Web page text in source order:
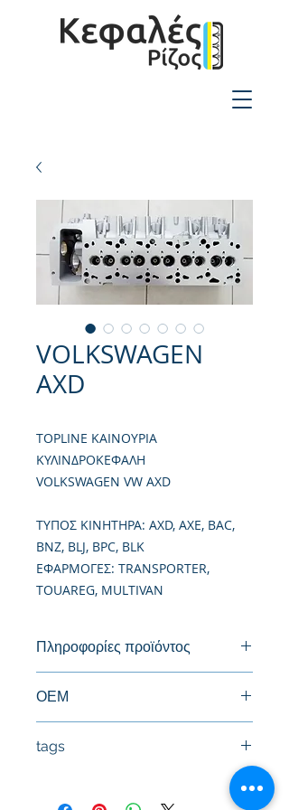
VOLKSWAGEN
AXD
TOPLINE ΚΑΙΝΟΥΡΙΑ
ΚΥΛΙΝΔΡΟΚΕΦΑΛΗ
VOLKSWAGEN VW AXD
TΥΠΟΣ ΚΙΝΗΤΗΡΑ: AXD, AXE, BAC,
BNZ, BLJ, BPC, BLK
ΕΦΑΡΜΟΓΕΣ: TRANSPORTER,
TOUAREG, MULTIVAN
Πληροφορίες προϊόντος
ΟΕΜ
070103063Q, 070103063R,
tags
#Κυλινδροκεφαλή #Κεφαλάρι